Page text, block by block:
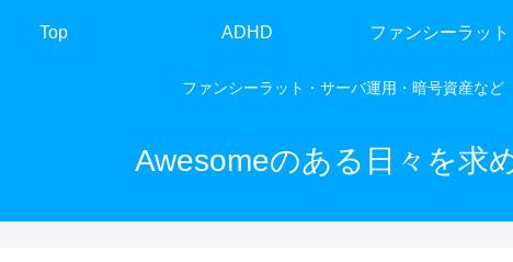
ファンシーラット・サーバ運用・暗号資産など
Awesomeのある日々を求
Top ADHD ファンシーラット